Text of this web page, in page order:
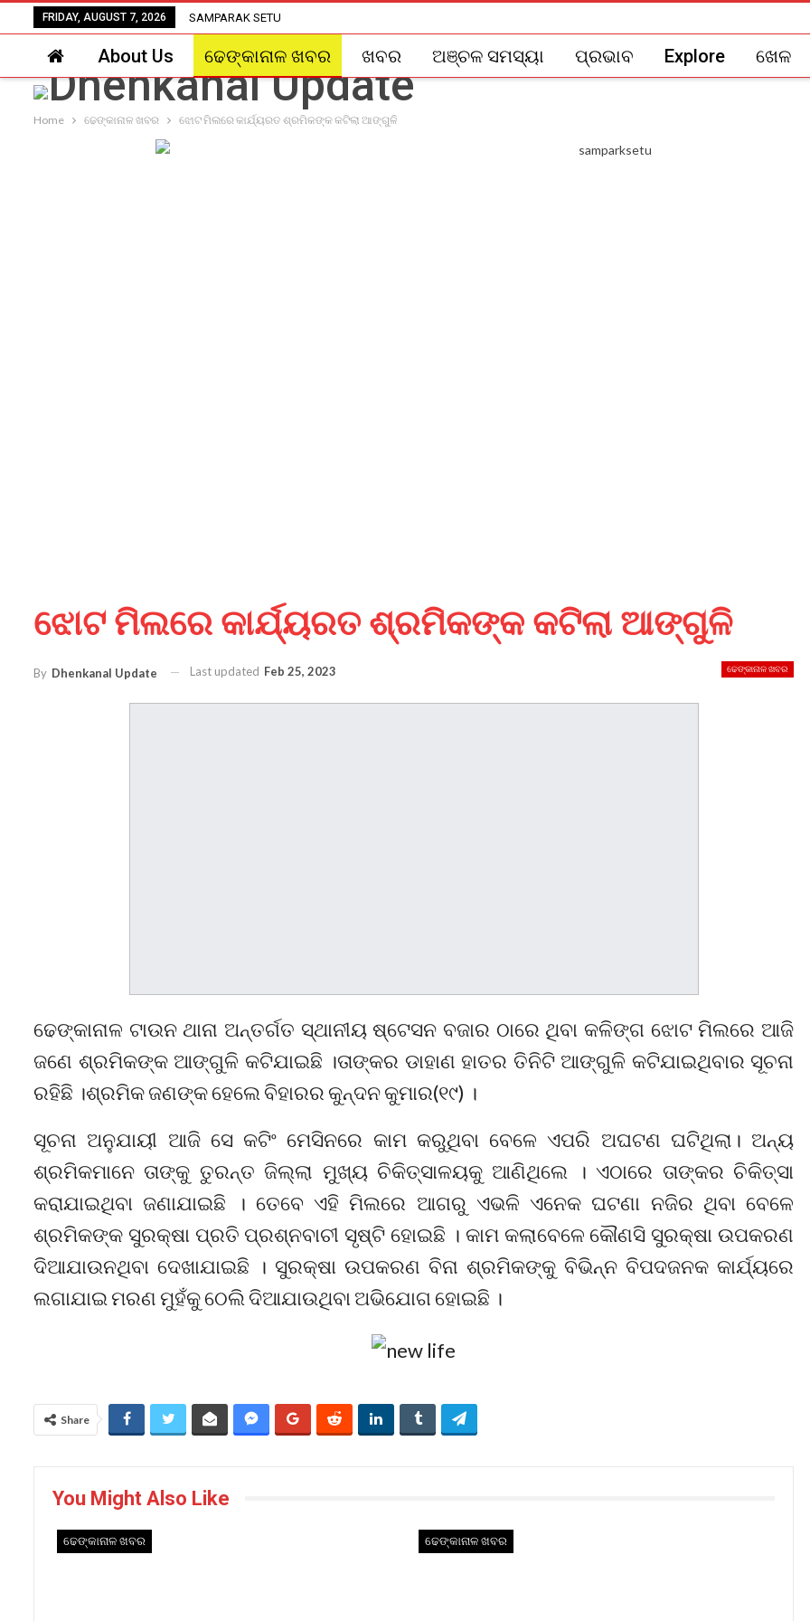
FRIDAY, AUGUST 7, 2026 SAMPARAK SETU
About Us ଢେଙ୍କାନାଳ ଖବର ଖବର ଅଞ୍ଚଳ ସମସ୍ୟା ପ୍ରଭାବ Explore ଖେଳ
Home ଢେଙ୍କାନାଳ ଖବର ଝୋଟ ମିଲରେ କାର୍ଯ୍ୟରତ ଶ୍ରମିକଙ୍କ କଟିଲା ଆଙ୍ଗୁଳି
ଝୋଟ ମିଲରେ କାର୍ଯ୍ୟରତ ଶ୍ରମିକଙ୍କ କଟିଲା ଆଙ୍ଗୁଳି
ଢେଙ୍କାନାଳ ଖବର
By Dhenkanal Update Last updated Feb 25, 2023
ଢେଙ୍କାନାଳ ଟାଉନ ଥାନା ଅନ୍ତର୍ଗତ ସ୍ଥାନୀୟ ଷ୍ଟେସନ ବଜାର ଠାରେ ଥିବା କଳିଙ୍ଗ ଝୋଟ ମିଲରେ ଆଜି
ଜଣେ ଶ୍ରମିକଙ୍କ ଆଙ୍ଗୁଳି କଟିଯାଇଛି ।ତାଙ୍କର ଡାହାଣ ହାତର ତିନିଟି ଆଙ୍ଗୁଳି କଟିଯାଇଥିବାର ସୂଚନା
ରହିଛି ।ଶ୍ରମିକ ଜଣଙ୍କ ହେଲେ ବିହାରର କୁନ୍ଦନ କୁମାର(୧୯) ।
ସୂଚନା ଅନୁଯାୟୀ ଆଜି ସେ କଟିଂ ମେସିନରେ କାମ କରୁଥିବା ବେଳେ ଏପରି ଅଘଟଣ ଘଟିଥିଲା। ଅନ୍ୟ
ଶ୍ରମିକମାନେ ତାଙ୍କୁ ତୁରନ୍ତ ଜିଲ୍ଲା ମୁଖ୍ୟ ଚିକିତ୍ସାଳୟକୁ ଆଣିଥିଲେ । ଏଠାରେ ତାଙ୍କର ଚିକିତ୍ସା
କରାଯାଇଥିବା ଜଣାଯାଇଛି । ତେବେ ଏହି ମିଲରେ ଆଗରୁ ଏଭଳି ଏନେକ ଘଟଣା ନଜିର ଥିବା ବେଳେ
ଶ୍ରମିକଙ୍କ ସୁରକ୍ଷା ପ୍ରତି ପ୍ରଶ୍ନବାଚୀ ସୃଷ୍ଟି ହୋଇଛି । କାମ କଲାବେଳେ କୌଣସି ସୁରକ୍ଷା ଉପକରଣ
ଦିଆଯାଉନଥିବା ଦେଖାଯାଇଛି । ସୁରକ୍ଷା ଉପକରଣ ବିନା ଶ୍ରମିକଙ୍କୁ ବିଭିନ୍ନ ବିପଦଜନକ କାର୍ଯ୍ୟରେ
ଲଗାଯାଇ ମରଣ ମୁହଁକୁ ଠେଲି ଦିଆଯାଉଥିବା ଅଭିଯୋଗ ହୋଇଛି ।
Share
You Might Also Like
ଢେଙ୍କାନାଳ ଖବର ଢେଙ୍କାନାଳ ଖବର